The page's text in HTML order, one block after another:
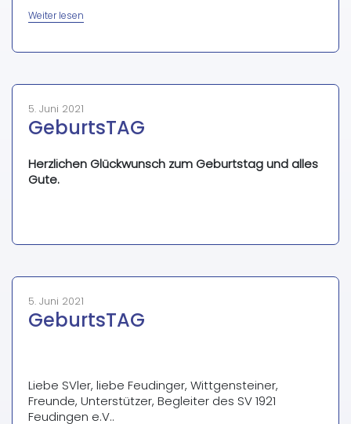
Weiter lesen
5. Juni 2021
GeburtsTAG
Herzlichen Glückwunsch zum Geburtstag und alles
Gute.
5. Juni 2021
GeburtsTAG
Liebe SVler, liebe Feudinger, Wittgensteiner,
Freunde, Unterstützer, Begleiter des SV 1921
Feudingen e.V..